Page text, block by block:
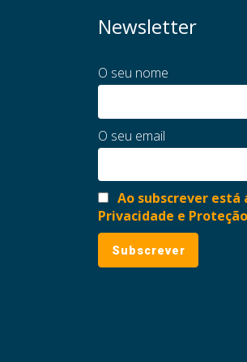
Newsletter
O seu nome
O seu email
Ao subscrever está
Privacidade e